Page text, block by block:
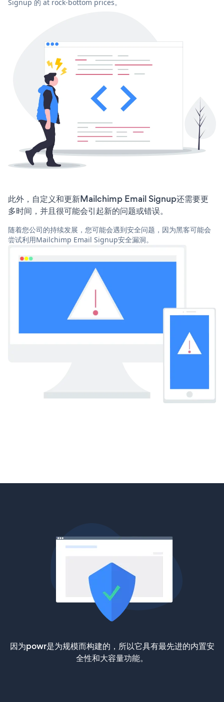
Signup 的 at rock-bottom prices。
此外，自定义和更新Mailchimp Email Signup还需要更
多时间，并且很可能会引起新的问题或错误。
随着您公司的持续发展，您可能会遇到安全问题，因为黑客可能会
尝试利用Mailchimp Email Signup安全漏洞。
因为powr是为规模而构建的，所以它具有最先进的内置安
全性和大容量功能。